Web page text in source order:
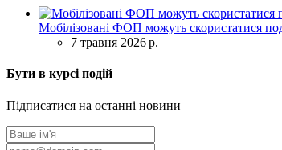
Мобілізовані ФОП можуть скористатися
7 травня 2026 р.
Бути в курсі подій
Підписатися на останні новини